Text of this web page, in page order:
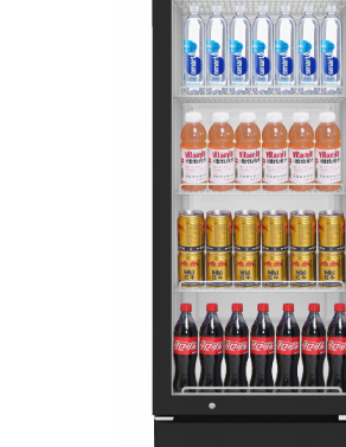
Dispozitive smart home